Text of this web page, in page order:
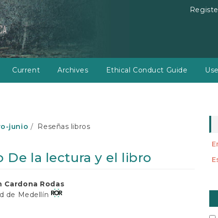
Current Archives Ethical Conduct Guide
junio Reseñas libros
De la lectura y el libro
Cardona Rodas
de Medellín
a